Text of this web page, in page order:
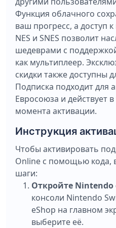
Функция облачного
ваш прогресс, а доступ
NES и SNES позволит
шедеврами с
как мультиплеер.
скидки также доступны
Подписка подходит для
Евросоюза и действует
момента активации.
Инструкция
Чтобы активировать
Online с помощью кода,
шаги:
Откройте Nintendo
консоли Nintendo
eShop на главном
выберите её.